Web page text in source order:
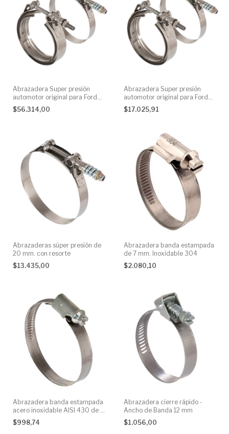
Abrazadera Super presión
automotor original para Ford
Motor MWM
$56.314,00
Abrazadera Super presión
automotor original para Ford
Ranger - Motor
$17.025,91
Abrazaderas súper presión de
20 mm. con resorte
$13.435,00
Abrazadera banda estampada
de 7 mm. Inoxidable 304
$2.080,10
Abrazadera banda estampada
acero inoxidable AISI 430 de 7
mm.
$998,74
Abrazadera cierre rápido -
Ancho de Banda 12 mm
$1.056,00